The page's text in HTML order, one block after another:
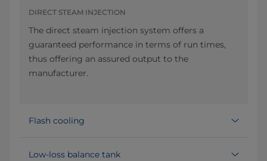
DIRECT STEAM INJECTION
The direct steam injection system offers a
guaranteed performance in terms of run times,
thus offering an assured output to the
manufacturer.
Flash cooling
Low-loss balance tank